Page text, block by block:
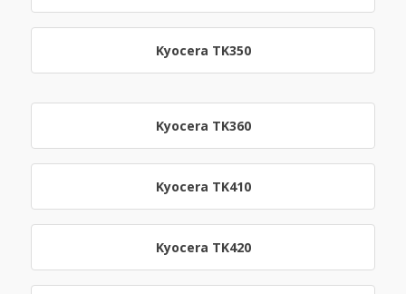
Kyocera TK350
Kyocera TK360
Kyocera TK410
Kyocera TK420